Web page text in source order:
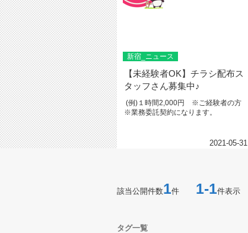
新宿_ニュース
【未経験者OK】チラシ配布ス
タッフさん募集中♪
(例)１時間2,000円 ※ご経験者の方
※業務委託契約になります。
2021-05-31
該当公開件数1件 1-1件表示
タグ一覧